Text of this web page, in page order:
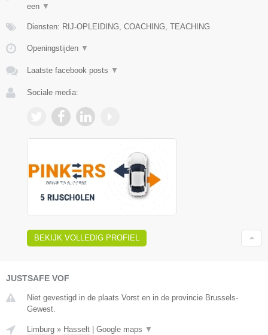
een ▼
Diensten: RIJ-OPLEIDING, COACHING, TEACHING
Openingstijden ▼
Laatste facebook posts ▼
Sociale media:
BEKIJK VOLLEDIG PROFIEL
JUSTSAFE VOF
Niet gevestigd in de plaats Vorst en in de provincie Brussels-
Gewest.
Limburg » Hasselt Google maps ▼